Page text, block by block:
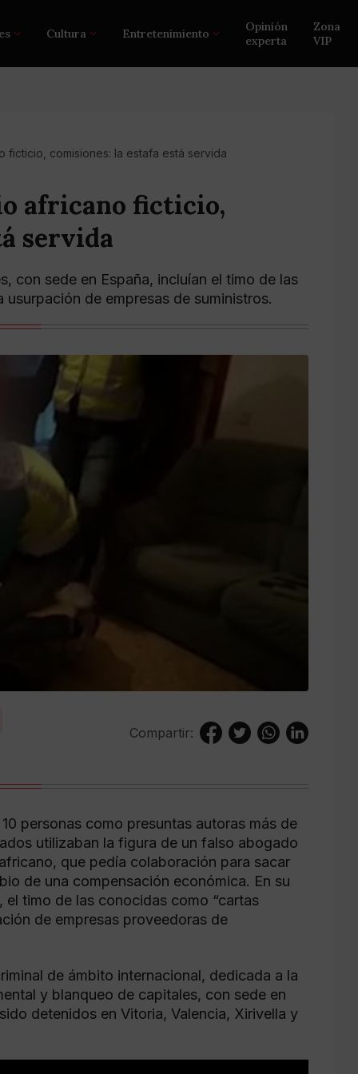
Cultura Entretenimiento
Opinión
experta
Zona
VIP
ficticio, comisiones: la estafa está servida
africano ficticio,
servida
con sede en España, incluían el timo de las
de empresas de suministros.
Compartir:
personas como presuntas autoras más de
utilizaban la figura de un falso abogado
que pedía colaboración para sacar
de una compensación económica. En su
timo de las conocidas como “cartas
de empresas proveedoras de
de ámbito internacional, dedicada a la
y blanqueo de capitales, con sede en
detenidos en Vitoria, Valencia, Xirivella y